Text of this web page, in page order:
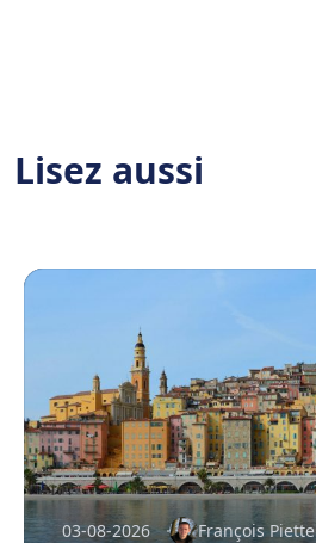
Lisez aussi
03-08-2026 François Piette